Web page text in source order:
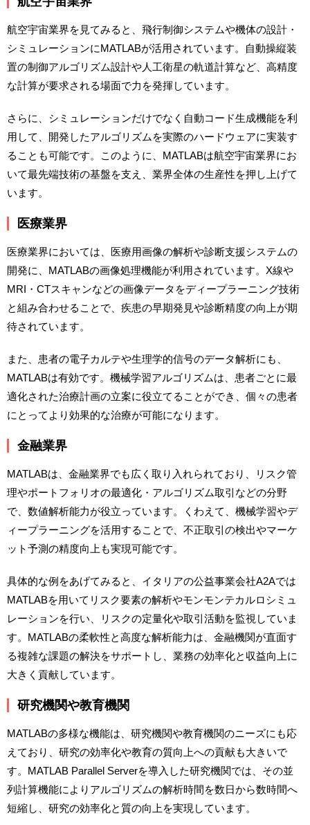
航空宇宙業界を見てみると、飛行制御システムや機体の設計・
シミュレーションにMATLABが活用されています。自動操縦装
置の制御アルゴリズム設計や人工衛星の軌道計算など、高精度
な計算が要求される場面で力を発揮しています。
さらに、シミュレーションだけでなく自動コード生成機能を利
用して、開発したアルゴリズムを実際のハードウェアに実装す
ることも可能です。このように、MATLABは航空宇宙業界にお
いて最先端技術の基盤を支え、業界全体の生産性を押し上げて
います。
医療業界
医療業界においては、医療用画像の解析や診断支援システムの
開発に、MATLABの画像処理機能が利用されています。X線や
MRI・CTスキャンなどの画像データをディープラーニング技術
と組み合わせることで、疾患の早期発見や診断精度の向上が期
待されています。
また、患者の電子カルテや生理学的信号のデータ解析にも、
MATLABは有効です。機械学習アルゴリズムは、患者ごとに最
適化された治療計画の立案に役立てることができ、個々の患者
にとってより効果的な治療が可能になります。
金融業界
MATLABは、金融業界でも広く取り入れられており、リスク管
理やポートフォリオの最適化・アルゴリズム取引などの分野
で、数値解析能力が役立っています。くわえて、機械学習やデ
ィープラーニングを活用することで、不正取引の検出やマーケ
ット予測の精度向上も実現可能です。
具体的な例をあげてみると、イタリアの公益事業会社A2Aでは
MATLABを用いてリスク要素の解析やモンモンテカルロシミュ
レーションを行い、リスクの定量化や取引活動を監視していま
す。MATLABの柔軟性と高度な解析能力は、金融機関が直面す
る複雑な課題の解決をサポートし、業務の効率化と収益向上に
大きく貢献しています。
研究機関や教育機関
MATLABの多様な機能は、研究機関や教育機関のニーズにも応
えており、研究の効率化や教育の質向上への貢献も大きいで
す。MATLAB Parallel Serverを導入した研究機関では、その並
列計算機能によりアルゴリズムの解析時間を数日から数時間へ
短縮し、研究の効率化と質の向上を実現しています。